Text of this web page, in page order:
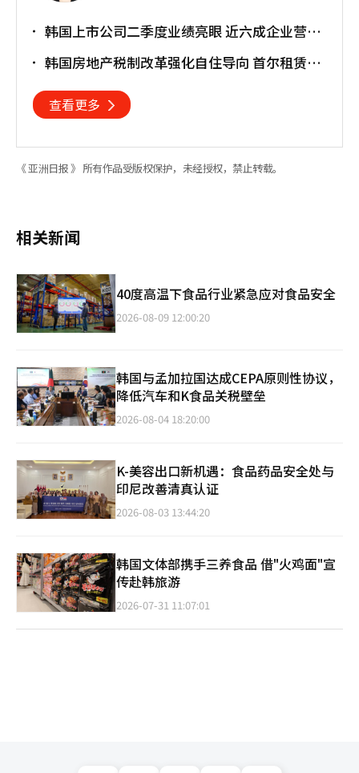
韩国上市公司二季度业绩亮眼 近六成企业营业
韩国房地产税制改革强化自住导向 首尔租赁市
查看更多
《 亚洲日报 》 所有作品受版权保护，未经授权，禁止转载。
相关新闻
40度高温下食品行业紧急应对食品安全
2026-08-09 12:00:20
韩国与孟加拉国达成CEPA原则性协议，
降低汽车和K食品关税壁垒
2026-08-04 18:20:00
K-美容出口新机遇：食品药品安全处与
印尼改善清真认证
2026-08-03 13:44:20
韩国文体部携手三养食品 借"火鸡面"宣
传赴韩旅游
2026-07-31 11:07:01